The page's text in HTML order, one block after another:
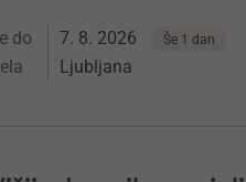
do 7. 8. 2026 Še 1 dan
Ljubljana